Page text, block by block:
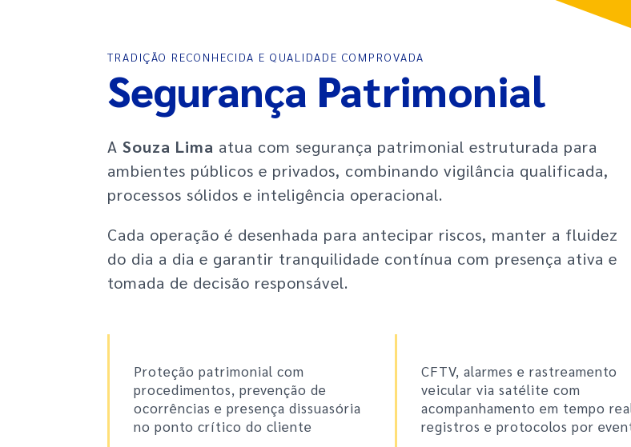
TRADIÇÃO RECONHECIDA E QUALIDADE COMPROVADA
Segurança Patrimonial
ASouza Lima atua com segurança patrimonial estruturada para
ambientes públicos e privados, combinando vigilância qualificada,
processos sólidos e inteligência operacional.
Cada operação é desenhada para antecipar riscos, manter a fluidez
do dia a dia e garantir tranquilidade contínua com presença ativa e
tomada de decisão responsável.
Proteção patrimonial com
procedimentos, prevenção de
ocorrências e presença dissuasória
no ponto crítico do cliente
CFTV, alarmes e rastreamento
veicular via satélite com
acompanhamento em tempo
registros e protocolos por